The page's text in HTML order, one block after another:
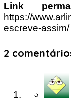
Link
https://
escreve-assim/
2